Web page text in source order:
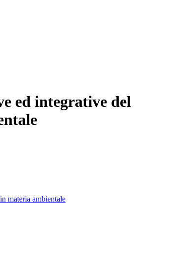
ed integrative del
materia ambientale